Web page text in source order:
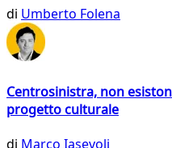
di Umberto Folena
Centrosinistra, non
progetto culturale
di Marco Iasevoli